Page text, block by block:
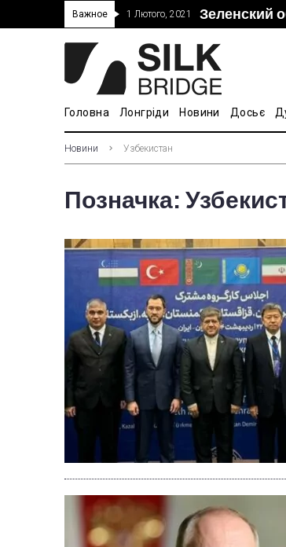
Важное 1 Лютого, 2021 Зеленский
Прошло 5-
“Дочка”
В Украине
Головна Лонгріди Новини Досьє
Новини Узбекистан
Позначка: